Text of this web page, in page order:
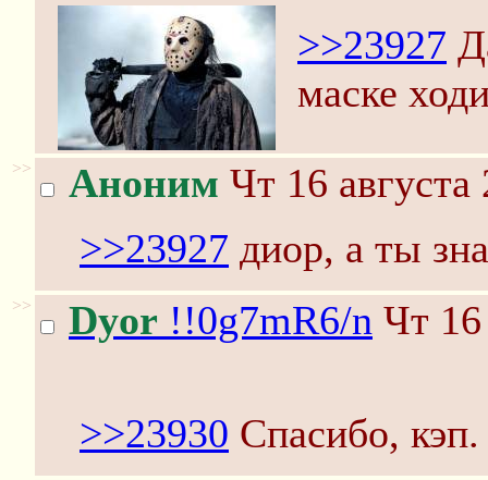
>>23927
маске
>> Аноним Чт 16
>>23927 диор, а ты
>> Dyor !!0g7mR6/n Чт
>>23930 Спасибо, кэп.